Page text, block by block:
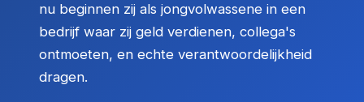
nu beginnen zij als jongvolwassene in een
bedrijf waar zij geld verdienen, collega's
ontmoeten, en echte verantwoordelijkheid
dragen.